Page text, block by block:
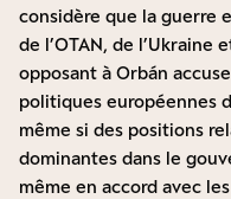
considère que la guerre
de l’OTAN, de l’Ukraine
opposant à Orbán
politiques européennes
même si des positions
dominantes dans le
même en accord avec